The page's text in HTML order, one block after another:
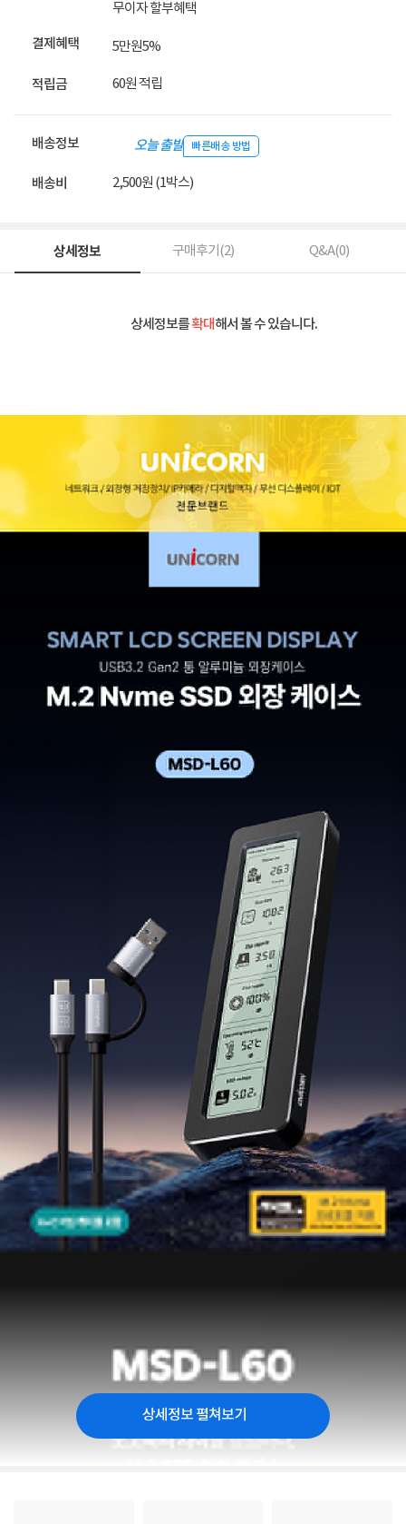
무이자 할부혜택
결제혜택 5만원5%
적립금 60원 적립
배송정보 오늘 출발 빠른배송 방법
배송비 2,500원 (1박스)
상세정보 구매후기(2) Q&A(0)
상세정보를확대해서 볼 수 있습니다.
상세정보 펼쳐보기